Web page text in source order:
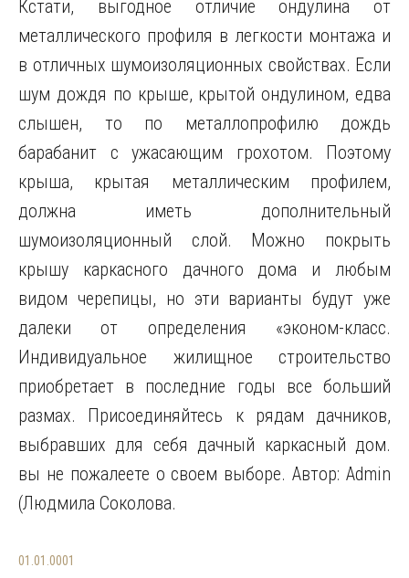
Кстати, выгодное отличие ондулина от
металлического профиля в легкости монтажа и
в отличных шумоизоляционных свойствах. Если
шум дождя по крыше, крытой ондулином, едва
слышен, то по металлопрофилю дождь
барабанит с ужасающим грохотом. Поэтому
крыша, крытая металлическим профилем,
должна иметь дополнительный
шумоизоляционный слой. Можно покрыть
крышу каркасного дачного дома и любым
видом черепицы, но эти варианты будут уже
далеки от определения «эконом-класс.
Индивидуальное жилищное строительство
приобретает в последние годы все больший
размах. Присоединяйтесь к рядам дачников,
выбравших для себя дачный каркасный дом.
вы не пожалеете о своем выборе. Автор: Admin
(Людмила Соколова.
01.01.0001